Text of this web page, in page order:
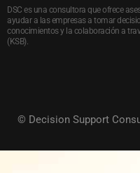
DSC es una consultora que ofrece
ayudar a las empresas a tomar
conocimientos y la colaboración a
(KSB).
© Decision Support